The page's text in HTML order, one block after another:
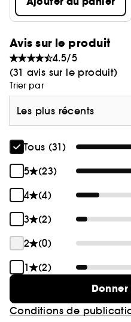
Avis sur le produit
4.5/5
(31 avis sur le produit)
Trier par
Les plus récents
Tous (31)
5
(23)
4
(4)
3
(2)
2
(0)
1
(2)
Conditions de